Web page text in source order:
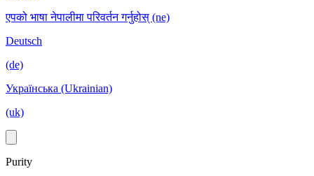
एपको भाषा नेपालीमा परिवर्तन गर्नुहोस् (ne)
Deutsch
(de)
Українська (Ukrainian)
(uk)
Purity